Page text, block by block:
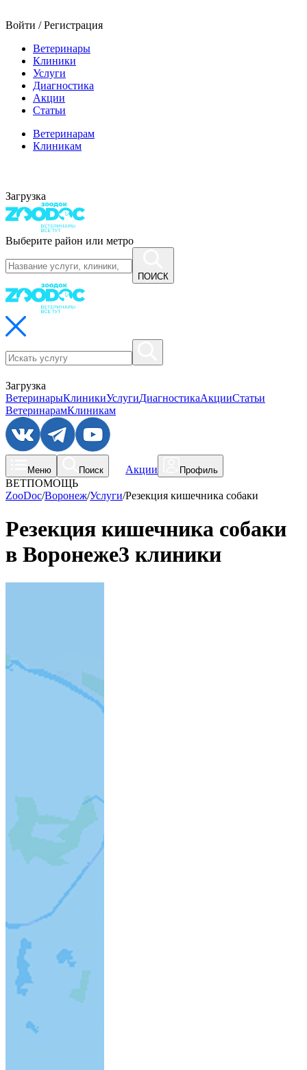
Войти / Регистрация
Ветеринары
Клиники
Услуги
Диагностика
Акции
Статьи
Ветеринарам
Клиникам
Загрузка
Выберите район или метро
ПОИСК
Загрузка
ВетеринарыКлиникиУслугиДиагностикаАкцииСтатьи
ВетеринарамКлиникам
Меню Поиск Акции Профиль
ВЕТПОМОЩЬ
ZooDoc/Воронеж/Услуги/Резекция кишечника собаки
Резекция кишечника собаки
в Воронеже3 клиники